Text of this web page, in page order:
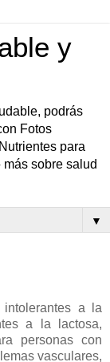
y
podrás
Fotos
para
sobre salud
▼
a la
a la lactosa,
personas con
vasculares,